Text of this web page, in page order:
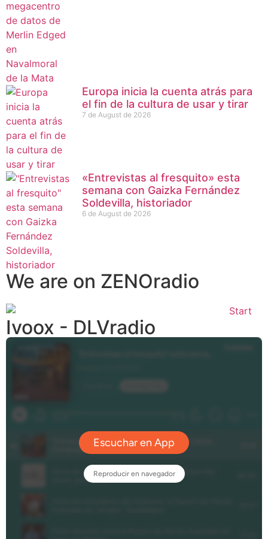
Europa inicia la cuenta atrás para
el fin de la cultura de usar y tirar
7 de August de 2026
«Entrevistas al fresquito» esta
semana con Gaizka Fernández
Soldevilla, historiador
6 de August de 2026
We are on ZENOradio
Ivoox - DLVradio